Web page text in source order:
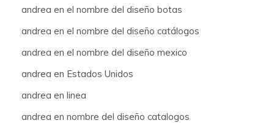
andrea en el nombre del diseño botas
andrea en el nombre del diseño catálogos
andrea en el nombre del diseño mexico
andrea en Estados Unidos
andrea en linea
andrea en nombre del diseño catalogos